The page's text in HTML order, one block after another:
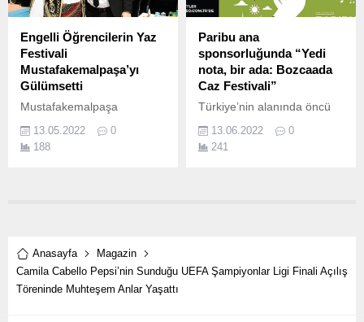
Engelli Öğrencilerin Yaz
Festivali
Mustafakemalpaşa’yı
Gülümsetti
Mustafakemalpaşa
Merkezi’nde kurs gören
engelli öğrenciler Yaz
13.05.2022
0
188
Paribu ana
sponsorluğunda “Yedi
nota, bir ada: Bozcaada
Caz Festivali”
Türkiye’nin alanında öncü
kripto varlık işlem platformu
Paribu, Bozcaada Caz
13.06.2022
0
241
Anasayfa
Magazin
Camila Cabello Pepsi’nin Sunduğu UEFA Şampiyonlar Ligi Finali Açılış
Töreninde Muhteşem Anlar Yaşattı